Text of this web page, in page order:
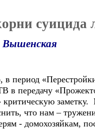
суицида
период
в передачу
критическую
что нам –
- домохозяйкам,